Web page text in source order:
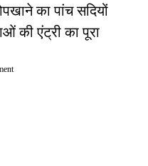
का पांच सदियों
की एंट्री का पूरा